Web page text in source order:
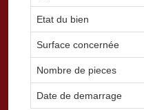
Etat du bien
Surface concernée
Nombre de pieces
Date de demarrage